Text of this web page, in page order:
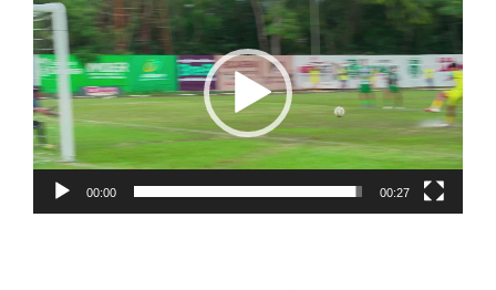
de
vídeo
00:00 00:27